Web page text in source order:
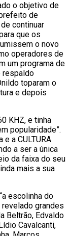
o objetivo de
de
continuar
que os
o novo
operadores de
um programa de
respaldo
toparam o
e depois
KHZ, e tinha
popularidade”.
a CULTURA
a ser a única
da faixa do seu
mais a sua
escolinha do
grandes
Beltrão, Edvaldo
Cavalcanti,